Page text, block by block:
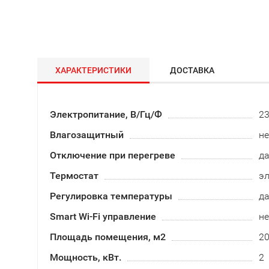
ХАРАКТЕРИСТИКИ ДОСТАВКА
Электропитание, В/Гц/Ф
Влагозащитный
Отключение при перегреве
да
Термостат
Регулировка температуры
да
Smart Wi-Fi управление
Площадь помещения, м2
20
Мощность, кВт.
2